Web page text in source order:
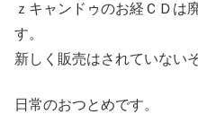
ｚキャンドゥのお経ＣＤは
す。
新しく販売はされていない
日常のおつとめです。